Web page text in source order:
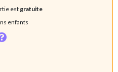
est gratuite
enfants